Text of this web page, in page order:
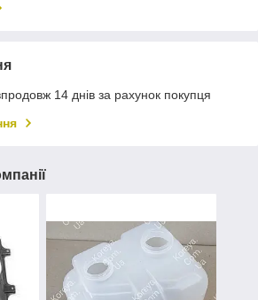
14 днів за рахунок покупця